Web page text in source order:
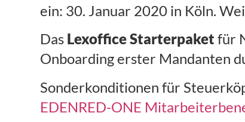
ein: 30. Januar 2020 in Köln.
Das Lexoffice Starterpaket für
Onboarding erster Mandanten
Sonderkonditionen für
EDENRED-ONE